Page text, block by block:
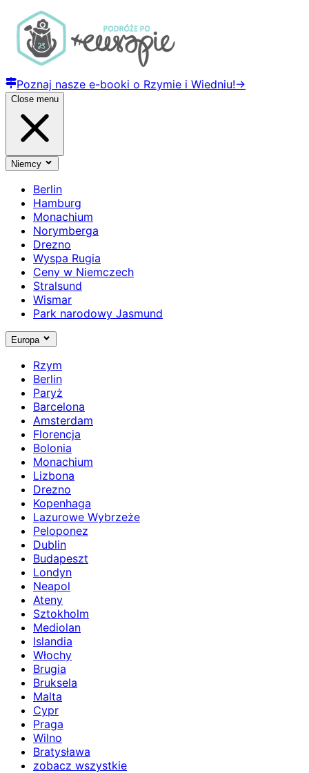
Poznaj nasze e-booki o Rzymie i Wiedniu!→
Close menu
Niemcy
Berlin
Hamburg
Monachium
Norymberga
Drezno
Wyspa Rugia
Ceny w Niemczech
Stralsund
Wismar
Park narodowy Jasmund
Europa
Rzym
Berlin
Paryż
Barcelona
Amsterdam
Florencja
Bolonia
Monachium
Lizbona
Drezno
Kopenhaga
Lazurowe Wybrzeże
Peloponez
Dublin
Budapeszt
Londyn
Neapol
Ateny
Sztokholm
Mediolan
Islandia
Włochy
Brugia
Bruksela
Malta
Cypr
Praga
Wilno
Bratysława
zobacz wszystkie